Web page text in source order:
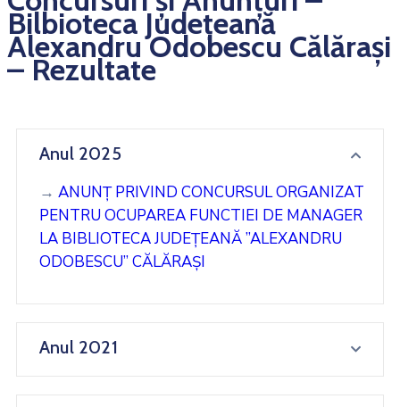
Bilbioteca Județeană
Alexandru Odobescu Călărași
– Rezultate
Anul 2025
→ ANUNȚ PRIVIND CONCURSUL ORGANIZAT
PENTRU OCUPAREA FUNCTIEI DE MANAGER
LA BIBLIOTECA JUDEȚEANĂ ”ALEXANDRU
ODOBESCU” CĂLĂRAȘI
Anul 2021